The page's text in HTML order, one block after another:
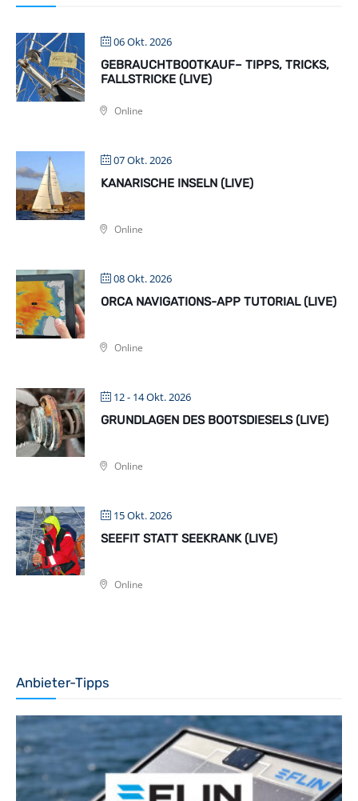
06 Okt. 2026
GEBRAUCHTBOOTKAUF– TIPPS, TRICKS,
FALLSTRICKE (LIVE)
Online
07 Okt. 2026
KANARISCHE INSELN (LIVE)
Online
08 Okt. 2026
ORCA NAVIGATIONS-APP TUTORIAL (LIVE)
Online
12 - 14 Okt. 2026
GRUNDLAGEN DES BOOTSDIESELS (LIVE)
Online
15 Okt. 2026
SEEFIT STATT SEEKRANK (LIVE)
Online
Anbieter-Tipps